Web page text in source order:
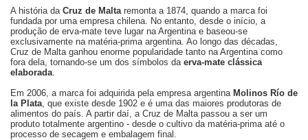
A história da Cruz de Maltaremonta a 1874, quando a marca foi
fundada por uma empresa chilena. No entanto, desde o início, a
produção de erva-mate teve lugar na Argentina e baseou-se
exclusivamente na matéria-prima argentina. Ao longo das décadas,
Cruz de Malta ganhou enorme popularidade tanto na Argentina como
fora dela, tornando-se um dos símbolos da erva-mate clássica
elaborada.
Em 2006, a marca foi adquirida pela empresa argentina Molinos Río de
la Plata, que existe desde 1902 e é uma das maiores produtoras de
alimentos do país. A partir daí, a Cruz de Malta passou a ser um
produto totalmente argentino - desde o cultivo da matéria-prima até o
processo de secagem e embalagem final.